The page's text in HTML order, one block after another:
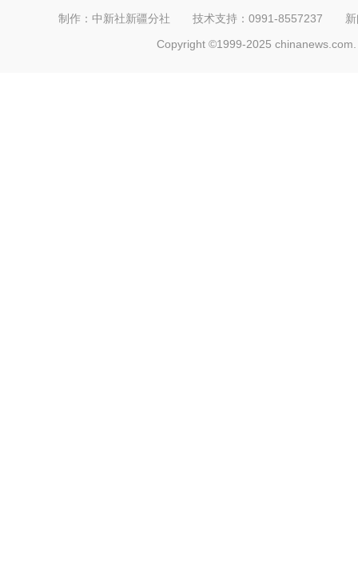
制作：中新社新疆分社 技术支持：0991-8557237
Copyright ©1999-2025